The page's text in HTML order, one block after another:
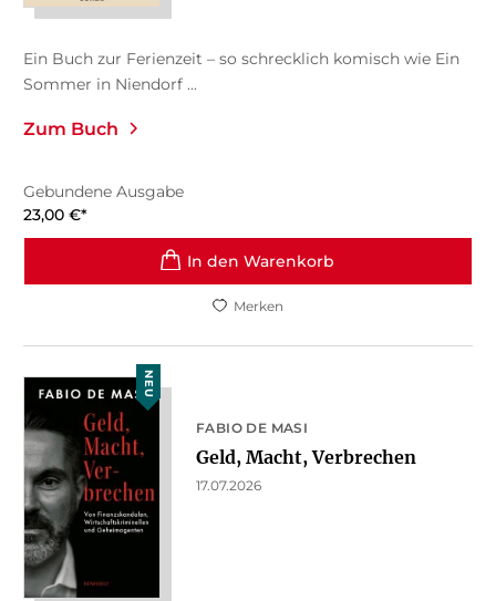
Ein Buch zur Ferienzeit – so schrecklich komisch wie Ein
Sommer in Niendorf ...
Zum Buch
Gebundene Ausgabe
23,00 €*
In den Warenkorb
Merken
NEU
FABIO DE MASI
Geld, Macht, Verbrechen
17.07.2026